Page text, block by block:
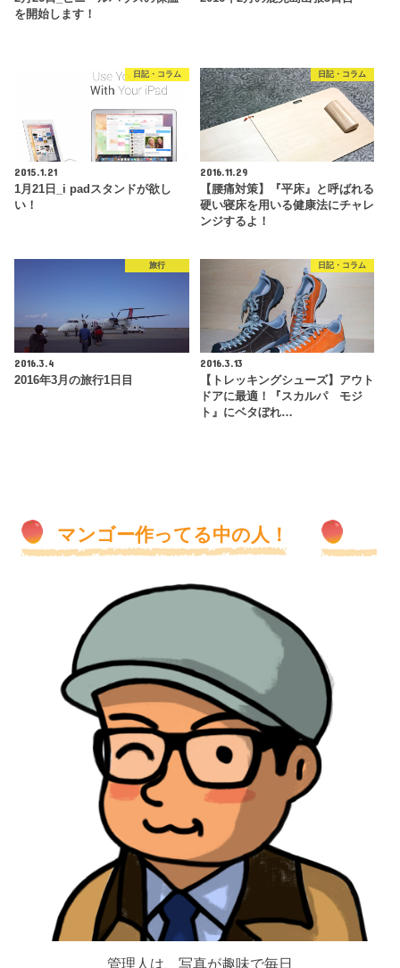
を開始します！
日記・コラム
2015.1.21
1月21日_i padスタンドが欲し
い！
日記・コラム
2016.11.29
【腰痛対策】『平床』と呼ばれる
硬い寝床を用いる健康法にチャレ
ンジするよ！
旅行
2016.3.4
2016年3月の旅行1日目
日記・コラム
2016.3.13
【トレッキングシューズ】アウト
ドアに最適！『スカルパ モジ
ト』にベタぼれ…
マンゴー作ってる中の人！
管理人は、写真が趣味で毎日